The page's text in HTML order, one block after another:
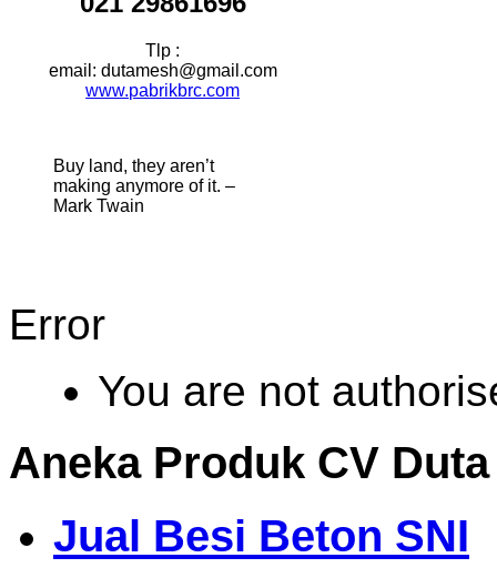
Tlp :
email: dutamesh@gmail.com
www.pabrikbrc.com
Buy land, they aren’t
making anymore of it. –
Mark Twain
Error
You are not
Aneka Produk CV
Jual Besi Beton SNI